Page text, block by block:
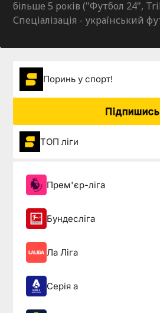
більше 5 років ("Футбол 24",
Спеціалізація - український
Поринь у спорт!
Підпишись
ТОП ліги
Прем'єр-ліга
Бундесліга
Ла Ліга
Серія а